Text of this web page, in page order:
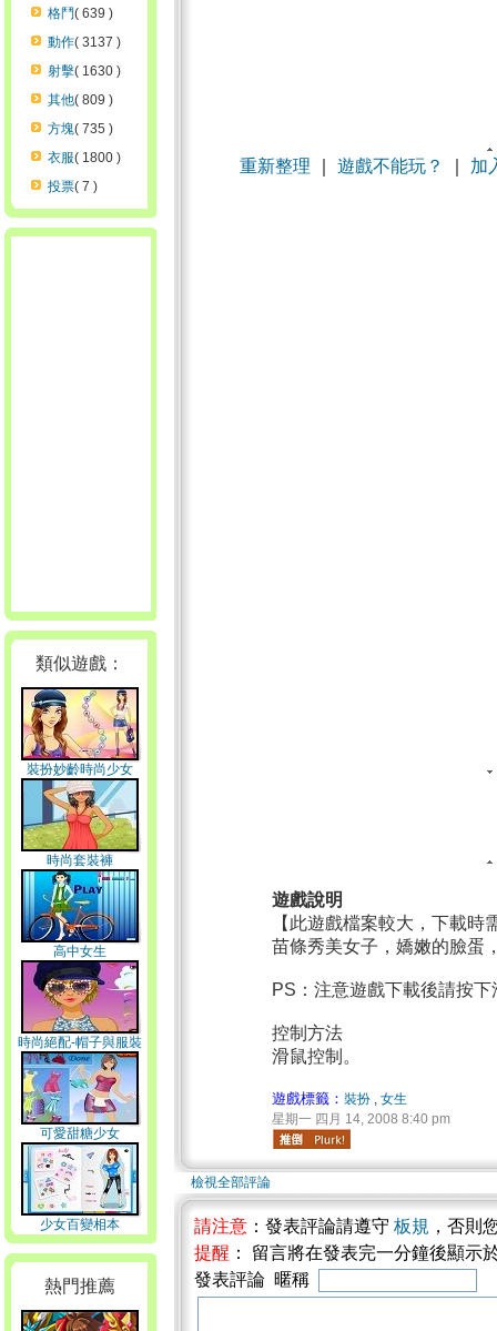
格鬥( 639 )
動作( 3137 )
射擊( 1630 )
其他( 809 )
方塊( 735 )
衣服( 1800 )
投票( 7 )
類似遊戲：
裝扮妙齡時尚少女
時尚套裝褲
高中女生
時尚絕配-帽子與服裝
可愛甜糖少女
少女百變相本
熱門推薦
重新整理 遊戲不能玩？ 加
遊戲說明
【此遊戲檔案較大，下載
苗條秀美女子，嬌嫩的臉蛋
PS：注意遊戲下載後請按
控制方法
滑鼠控制。
遊戲標籤：裝扮 ,女生
星期一 四月 14, 2008 8:40 pm
檢視全部評論
請注意 ：發表評論請遵守 板規 ，否則
提醒 ： 留言將在發表完一分鐘後顯示
發表評論 暱稱